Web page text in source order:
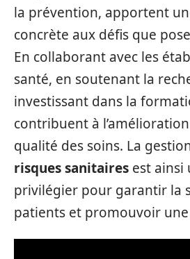
la prévention, apportent
concrète aux défis que
En collaborant avec les
santé, en soutenant la
investissant dans la
contribuent à
qualité des soins. La
risques sanitaires est ainsi
privilégier pour garantir la
patients et promouvoir